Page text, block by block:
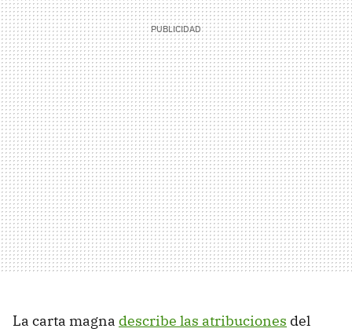
La carta magna describe las atribuciones del